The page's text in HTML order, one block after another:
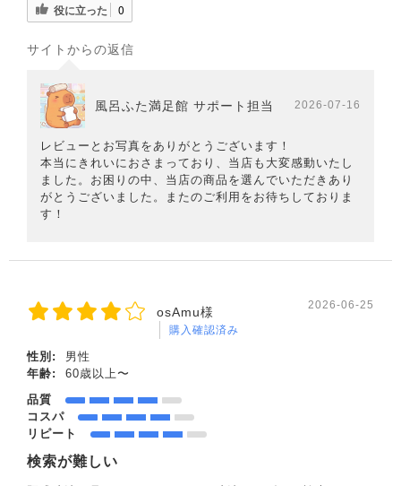
役に立った 0
サイトからの返信
風呂ふた満足館 サポート担当 2026-07-16
レビューとお写真をありがとうございます！
本当にきれいにおさまっており、当店も大変感動いたし
ました。お困りの中、当店の商品を選んでいただきあり
がとうございました。またのご利用をお待ちしておりま
す！
osAmu様
購入確認済み
2026-06-25
性別:
男性
年齢:
60歳以上〜
品質
コスパ
リピート
検索が難しい